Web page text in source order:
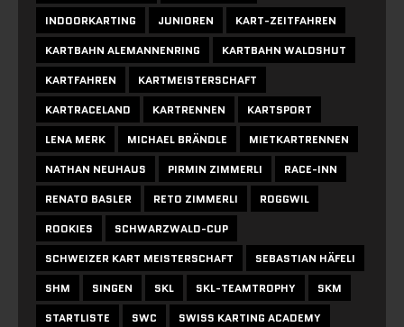
INDOORKARTING
JUNIOREN
KART-ZEITFAHREN
KARTBAHN ALEMANNENRING
KARTBAHN WALDSHUT
KARTFAHREN
KARTMEISTERSCHAFT
KARTRACELAND
KARTRENNEN
KARTSPORT
LENA MERK
MICHAEL BRÄNDLE
MIETKARTRENNEN
NATHAN NEUHAUS
PIRMIN ZIMMERLI
RACE-INN
RENATO BASLER
RETO ZIMMERLI
ROGGWIL
ROOKIES
SCHWARZWALD-CUP
SCHWEIZER KART MEISTERSCHAFT
SEBASTIAN HÄFELI
SHM
SINGEN SKL SKL-TEAMTROPHY
SKM
STARTLISTE
SWC SWISS KARTING ACADEMY